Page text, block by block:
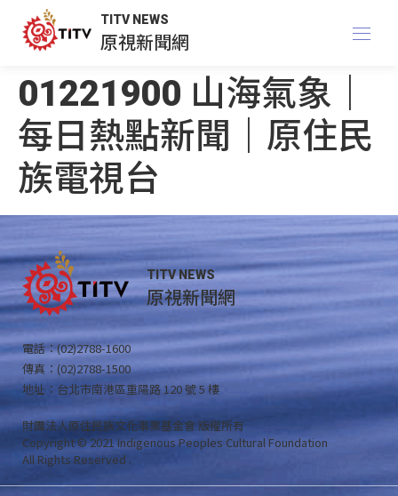
TITV NEWS
原視新聞網
01221900 山海氣象｜
每日熱點新聞｜原住民
族電視台
TITV NEWS
原視新聞網
電話：(02)2788-1600
傳真：(02)2788-1500
地址：台北市南港區重陽路 120 號 5 樓
財團法人原住民族文化事業基金會 版權所有
Copyright © 2021 Indigenous Peoples Cultural Foundation
All Rights Reserved .